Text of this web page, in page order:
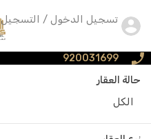
920031699
تسجيل الدخول / التسجيل
حالة العقار
الكل